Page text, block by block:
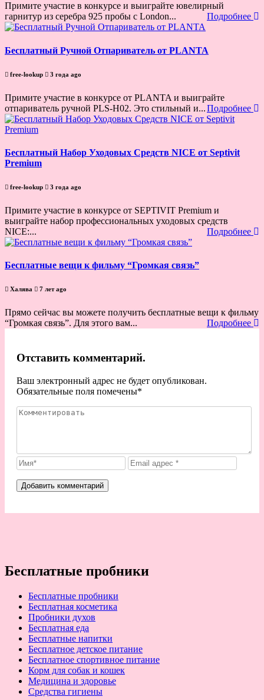
Примите участие в конкурсе и выиграйте ювелирный
гарнитур из серебра 925 пробы с London...
Подробнее
Бесплатный Ручной Отпариватель от PLANTA
free-lookup 3 года ago
Примите участие в конкурсе от PLANTA и выиграйте
отпариватель ручной PLS-H02. Это стильный и...Подробнее
Бесплатный Набор Уходовых Средств NICE от Septivit
Premium
free-lookup 3 года ago
Примите участие в конкурсе от SEPTIVIT Premium и
выиграйте набор профессиональных уходовых средств
NICE:...
Подробнее
Бесплатные вещи к фильму “Громкая связь”
Халява 7 лет ago
Прямо сейчас вы можете получить бесплатные вещи к фильму
“Громкая связь”. Для этого вам...
Подробнее
Отставить комментарий.
Ваш электронный адрес не будет опубликован.
Обязательные поля помечены*
Бесплатные пробники
Бесплатные пробники
Бесплатная косметика
Пробники духов
Бесплатная еда
Бесплатные напитки
Бесплатное детское питание
Бесплатное спортивное питание
Корм для собак и кошек
Медицина и здоровье
Средства гигиены